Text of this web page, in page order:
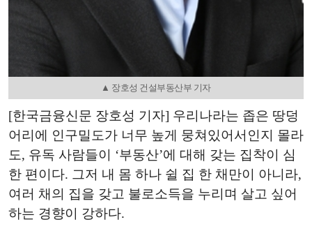
▲ 장호성 건설부동산부 기자
[한국금융신문 장호성 기자] 우리나라는 좁은 땅덩
어리에 인구밀도가 너무 높게 뭉쳐있어서인지 몰라
도, 유독 사람들이 ‘부동산’에 대해 갖는 집착이 심
한 편이다. 그저 내 몸 하나 쉴 집 한 채만이 아니라,
여러 채의 집을 갖고 불로소득을 누리며 살고 싶어
하는 경향이 강하다.